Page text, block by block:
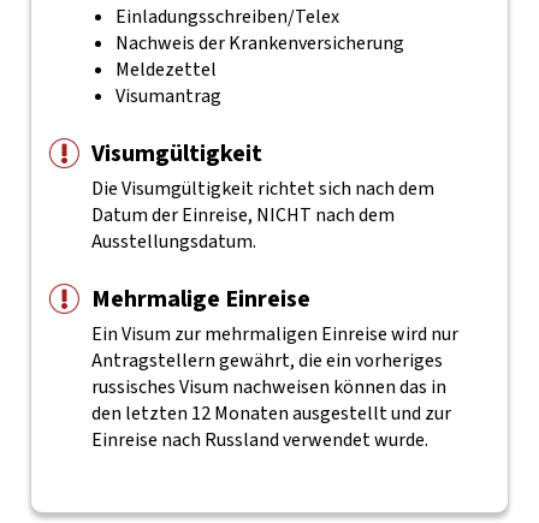
Einladungsschreiben/Telex
Nachweis der Krankenversicherung
Meldezettel
Visumantrag
Visumgültigkeit
Die Visumgültigkeit richtet sich nach dem
Datum der Einreise, NICHT nach dem
Ausstellungsdatum.
Mehrmalige Einreise
Ein Visum zur mehrmaligen Einreise wird nur
Antragstellern gewährt, die ein vorheriges
russisches Visum nachweisen können das in
den letzten 12 Monaten ausgestellt und zur
Einreise nach Russland verwendet wurde.